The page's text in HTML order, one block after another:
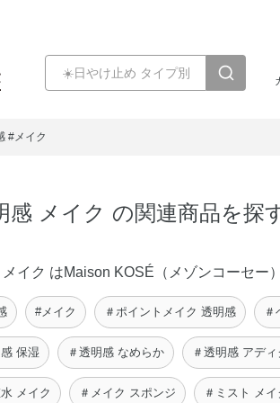
#メイク
感 メイク の関連商品を探
イク はMaison KOSÉ（メゾンコーセー
#メイク ＃ポイントメイク 透明感
保湿 ＃透明感 なめらか ＃透明感 アデ
メイク ＃メイク スポンジ ＃ミスト メイ